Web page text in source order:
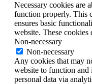
Necessary cookies are
function properly. This
ensures basic
website. These cookies
Non-necessary
Non-necessary
Any cookies that may
website to function and
personal data via